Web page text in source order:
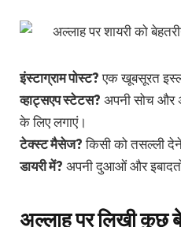
इंस्टाग्राम पोस्ट?एक खूबसूरत
व्हाट्सएप स्टेटस? अपनी सोच और
के लिए लगाएं।
टेक्स्ट मैसेज?किसी को तसल्ली
डायरी में? अपनी दुआओं और
अल्लाह पर लिखी कुछ